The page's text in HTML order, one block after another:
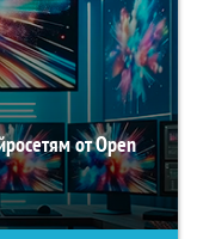
от Open